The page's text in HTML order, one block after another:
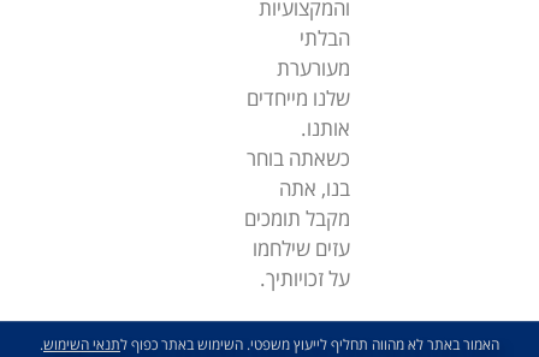
והמקצועיות
הבלתי
מעורערת
שלנו מייחדים
אותנו.
כשאתה בוחר
בנו, אתה
מקבל תומכים
עזים שילחמו
על זכויותיך.
האמור באתר לא מהווה תחליף לייעוץ משפטי. השימוש באתר כפוף לתנאי השימוש.